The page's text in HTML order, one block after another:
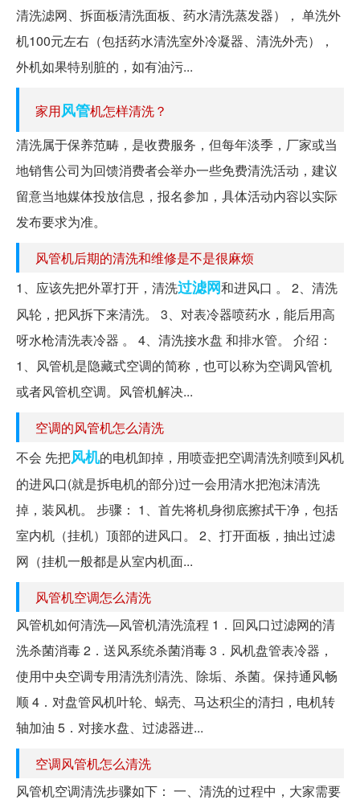
清洗滤网、拆面板清洗面板、药水清洗蒸发器）， 单洗外
机100元左右（包括药水清洗室外冷凝器、清洗外壳），
外机如果特别脏的，如有油污...
家用风管机怎样清洗？
清洗属于保养范畴，是收费服务，但每年淡季，厂家或当
地销售公司为回馈消费者会举办一些免费清洗活动，建议
留意当地媒体投放信息，报名参加，具体活动内容以实际
发布要求为准。
风管机后期的清洗和维修是不是很麻烦
1、应该先把外罩打开，清洗过滤网和进风口 。 2、清洗
风轮，把风拆下来清洗。 3、对表冷器喷药水，能后用高
呀水枪清洗表冷器 。 4、清洗接水盘 和排水管。 介绍：
1、风管机是隐藏式空调的简称，也可以称为空调风管机
或者风管机空调。风管机解决...
空调的风管机怎么清洗
不会 先把风机的电机卸掉，用喷壶把空调清洗剂喷到风机
的进风口(就是拆电机的部分)过一会用清水把泡沫清洗
掉，装风机。 步骤： 1、首先将机身彻底擦拭干净，包括
室内机（挂机）顶部的进风口。 2、打开面板，抽出过滤
网（挂机一般都是从室内机面...
风管机空调怎么清洗
风管机如何清洗—风管机清洗流程 1．回风口过滤网的清
洗杀菌消毒 2．送风系统杀菌消毒 3．风机盘管表冷器，
使用中央空调专用清洗剂清洗、除垢、杀菌。保持通风畅
顺 4．对盘管风机叶轮、蜗壳、马达积尘的清扫，电机转
轴加油 5．对接水盘、过滤器进...
空调风管机怎么清洗
风管机空调清洗步骤如下： 一、清洗的过程中，大家需要